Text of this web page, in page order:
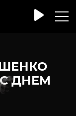
ДНЕМ